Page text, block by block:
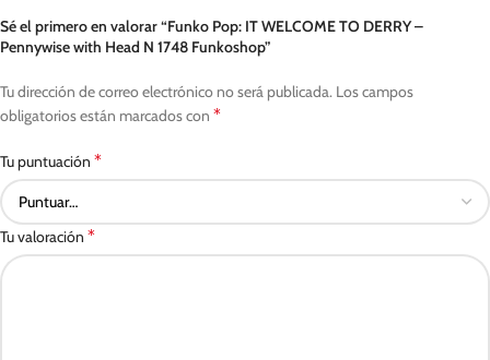
Sé el primero en valorar “Funko Pop: IT WELCOME TO DERRY –
Pennywise with Head N 1748 Funkoshop”
Tu dirección de correo electrónico no será publicada. Los campos
obligatorios están marcados con *
Tu puntuación *
Tu valoración *